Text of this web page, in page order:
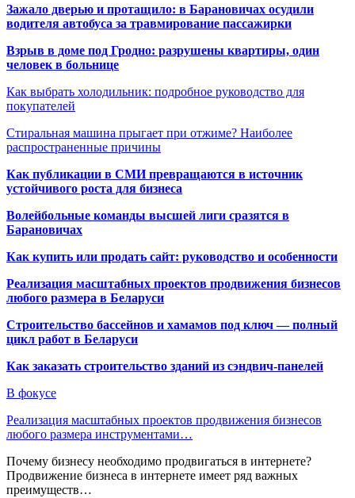
Зажало дверью и протащило: в Барановичах осудили
водителя автобуса за травмирование пассажирки
Взрыв в доме под Гродно: разрушены квартиры, один
человек в больнице
Как выбрать холодильник: подробное руководство для
покупателей
Стиральная машина прыгает при отжиме? Наиболее
распространенные причины
Как публикации в СМИ превращаются в источник
устойчивого роста для бизнеса
Волейбольные команды высшей лиги сразятся в
Барановичах
Как купить или продать сайт: руководство и особенности
Реализация масштабных проектов продвижения бизнесов
любого размера в Беларуси
Строительство бассейнов и хамамов под ключ — полный
цикл работ в Беларуси
Как заказать строительство зданий из сэндвич-панелей
В фокусе
Реализация масштабных проектов продвижения бизнесов
любого размера инструментами…
Почему бизнесу необходимо продвигаться в интернете?
Продвижение бизнеса в интернете имеет ряд важных
преимуществ…